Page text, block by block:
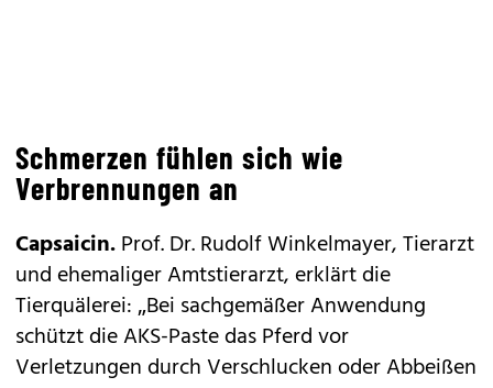
Schmerzen fühlen sich wie
Verbrennungen an
Capsaicin.Prof. Dr. Rudolf Winkelmayer, Tierarzt
und ehemaliger Amtstierarzt, erklärt die
Tierquälerei: „Bei sachgemäßer Anwendung
schützt die AKS-Paste das Pferd vor
Verletzungen durch Verschlucken oder Abbeißen